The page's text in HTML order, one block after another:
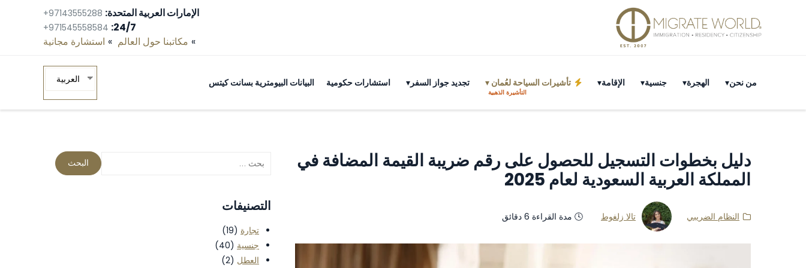
الإمارات العربية المتحدة: +97143555288
24/7:
+971545558584
مكاتبنا حول العالم استشارة مجانية‎
من نحن الهجرة جنسية الإقامة تأشيرات السياحة لعُمان
التأشيرة الذهبية
تجديد جواز السفر استشارات حكومية البيانات البيومترية بسانت كيتس العربية
دليل بخطوات التسجيل للحصول على رقم ضريبة القيمة المضافة في
المملكة العربية السعودية لعام 2025
النظام الضريبي تالا زلغوط 🕓 مدة القراءة 6 دقائق
التصنيفات
تجارة (19)
جنسية (40)
العطل (2)